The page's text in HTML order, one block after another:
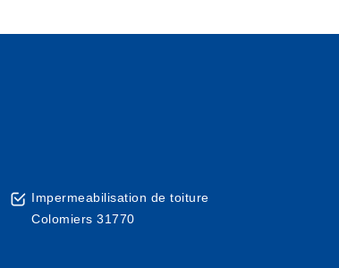
Impermeabilisation de toiture
Colomiers 31770